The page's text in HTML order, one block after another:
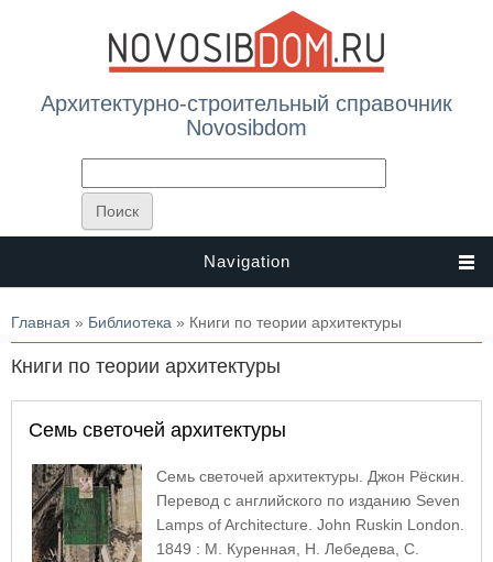
Архитектурно-строительный справочник
Novosibdom
Navigation
Вы здесь
Главная » Библиотека » Книги по теории архитектуры
Книги по теории архитектуры
Семь светочей архитектуры
Семь светочей архитектуры. Джон Рёскин.
Перевод с английского по изданию Seven
Lamps of Architecture. John Ruskin London.
1849 : М. Куренная, Н. Лебедева, С.